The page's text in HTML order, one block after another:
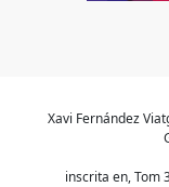
Xavi Fernández
inscrita en, Tom